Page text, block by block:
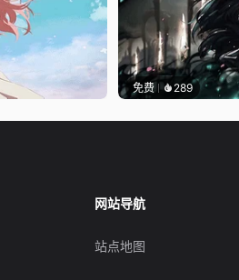
免费 289
网站导航
站点地图